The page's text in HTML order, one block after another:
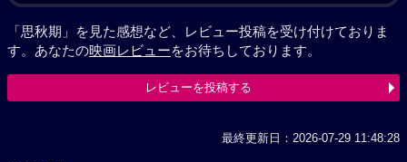
「思秋期」を見た感想など、レビュー投稿を受け付けておりま
す。あなたの映画レビューをお待ちしております。
レビューを投稿する
最終更新日：2026-07-29 11:48:28